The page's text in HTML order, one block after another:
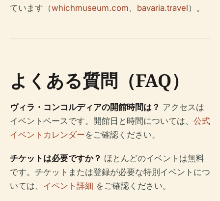
ています（whichmuseum.com、 bavaria.travel）。
よくある質問（FAQ）
ヴィラ・コンコルディアの開館時間は？ アクセスは
イベントベースです。開館日と時間については、 公式
イベントカレンダーをご確認ください。
チケットは必要ですか？ ほとんどのイベントは無料
です。チケットまたは登録が必要な特別イベントにつ
いては、 イベント詳細 をご確認ください。